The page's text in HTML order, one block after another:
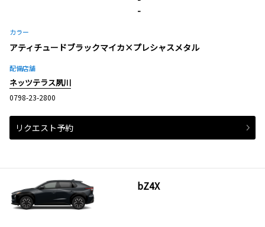
-
カラー
アティチュードブラックマイカ×プレシャスメタル
配備店舗
ネッツテラス夙川
0798-23-2800
リクエスト予約
bZ4X